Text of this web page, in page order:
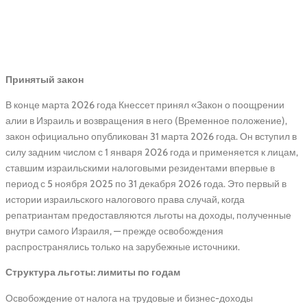
Принятый закон
В конце марта 2026 года Кнессет принял «Закон о поощрении
алии в Израиль и возвращения в него (Временное положение),
закон официально опубликован 31 марта 2026 года. Он вступил в
силу задним числом с 1 января 2026 года и применяется к лицам,
ставшим израильскими налоговыми резидентами впервые в
период с 5 ноября 2025 по 31 декабря 2026 года. Это первый в
истории израильского налогового права случай, когда
репатриантам предоставляются льготы на доходы, полученные
внутри самого Израиля, — прежде освобождения
распространялись только на зарубежные источники.
Структура льготы: лимиты по годам
Освобождение от налога на трудовые и бизнес-доходы